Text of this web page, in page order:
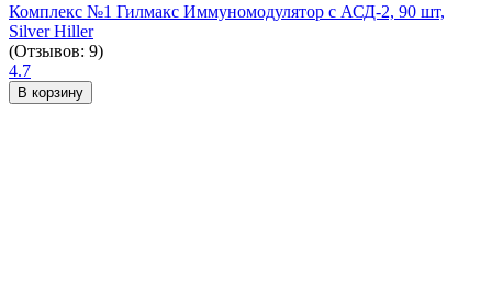
Комплекс №1 Гилмакс Иммуномодулятор с АСД-2, 90 шт,
Silver Hiller
(Отзывов: 9)
4.7
В корзину